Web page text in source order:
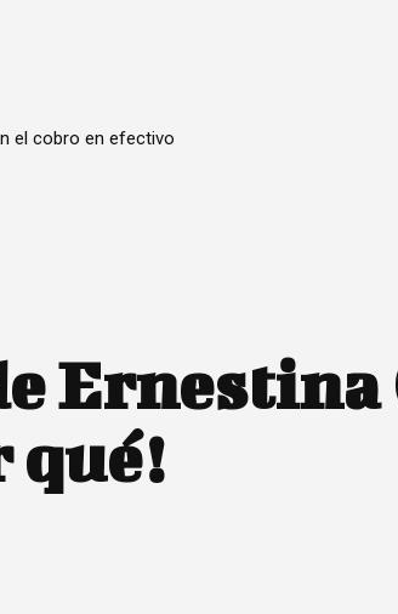
el cobro en efectivo
Ernestina
qué!